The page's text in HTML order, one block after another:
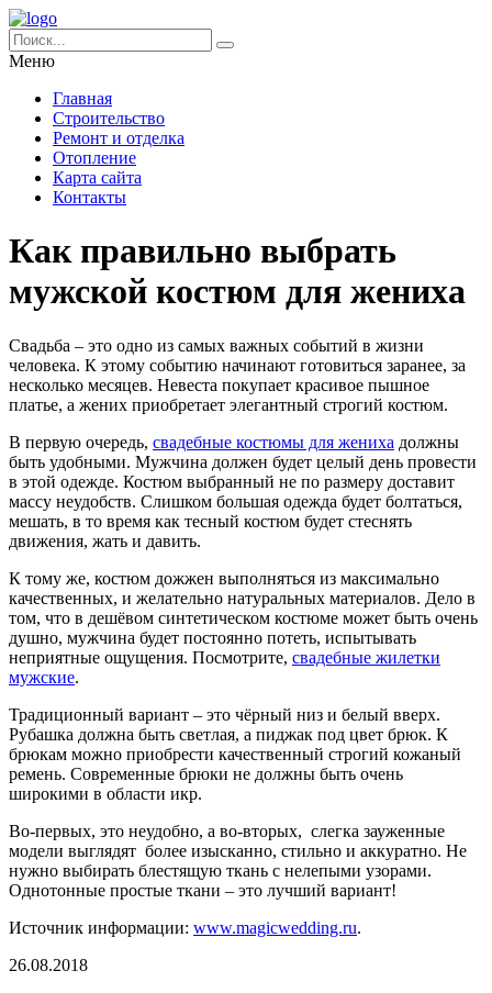
Меню
Главная
Строительство
Ремонт и отделка
Отопление
Карта сайта
Контакты
Как правильно выбрать
мужской костюм для жениха
Свадьба – это одно из самых важных событий в жизни
человека. К этому событию начинают готовиться заранее, за
несколько месяцев. Невеста покупает красивое пышное
платье, а жених приобретает элегантный строгий костюм.
В первую очередь, свадебные костюмы для жениха должны
быть удобными. Мужчина должен будет целый день провести
в этой одежде. Костюм выбранный не по размеру доставит
массу неудобств. Слишком большая одежда будет болтаться,
мешать, в то время как тесный костюм будет стеснять
движения, жать и давить.
К тому же, костюм дожжен выполняться из максимально
качественных, и желательно натуральных материалов. Дело в
том, что в дешёвом синтетическом костюме может быть очень
душно, мужчина будет постоянно потеть, испытывать
неприятные ощущения. Посмотрите, свадебные жилетки
мужские.
Традиционный вариант – это чёрный низ и белый вверх.
Рубашка должна быть светлая, а пиджак под цвет брюк. К
брюкам можно приобрести качественный строгий кожаный
ремень. Современные брюки не должны быть очень
широкими в области икр.
Во-первых, это неудобно, а во-вторых, слегка зауженные
модели выглядят более изысканно, стильно и аккуратно. Не
нужно выбирать блестящую ткань с нелепыми узорами.
Однотонные простые ткани – это лучший вариант!
Источник информации: www.magicwedding.ru.
26.08.2018